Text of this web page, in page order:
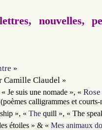
nouvelles,
»
Camille Claudel »
« Je suis une nomade », «
(poèmes calligrammes et courts-
», « The quill », « The
étoiles » & « Mes animaux